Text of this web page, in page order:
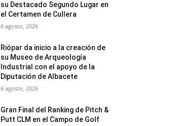
su Destacado Segundo Lugar en
el Certamen de Cullera
6 agosto, 2026
Riópar da inicio a la creación de
su Museo de Arqueología
Industrial con el apoyo de la
Diputación de Albacete
6 agosto, 2026
Gran Final del Ranking de Pitch &
Putt CLM en el Campo de Golf